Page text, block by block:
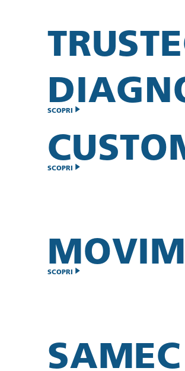
SCOPRI
SCOPRI
SCOPRI